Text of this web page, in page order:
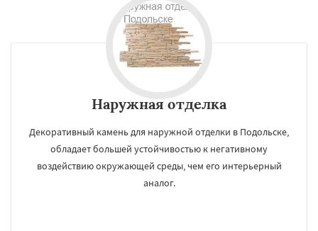
Наружная отделка
Декоративный камень для наружной отделки в Подольске,
обладает большей устойчивостью к негативному
воздействию окружающей среды, чем его интерьерный
аналог.